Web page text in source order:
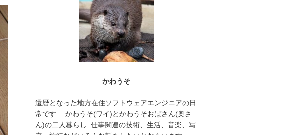
かわうそ
還暦となった地方在住ソフトウェアエンジニアの日
常です. かわうそ(ワイ)とかわうそおばさん(奥さ
ん)の二人暮らし. 仕事関連の技術、生活、音楽、写